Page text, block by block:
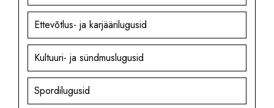
Ettevõtlus- ja karjäärilugusid
Kultuuri- ja sündmuslugusid
Spordilugusid